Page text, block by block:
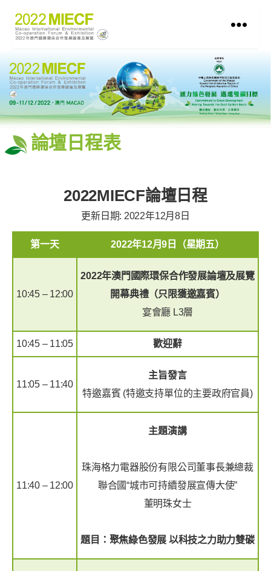
論壇日程表
2022MIECF論壇日程
更新日期: 2022年12月8日
第一天 2022年12月9日（星期五）
10:45 – 12:00
2022年澳門國際環保合作發展論壇及展覽
開幕典禮（只限獲邀嘉賓）
宴會廳 L3層
10:45 – 11:05 歡迎辭
11:05 – 11:40
主旨發言
特邀嘉賓 (特邀支持單位的主要政府官員)
11:40 – 12:00
主題演講
珠海格力電器股份有限公司董事長兼總裁
聯合國“城市可持續發展宣傳大使”
董明珠女士
題目：聚焦綠色發展 以科技之力助力雙碳